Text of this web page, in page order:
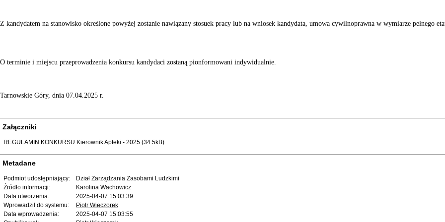
Z kandydatem na stanowisko określone powyżej zostanie nawiązany stosuek pracy lub na wniosek kandydata, umowa cywilnoprawna w wymiarze pełnego
O terminie i miejscu przeprowadzenia konkursu kandydaci zostaną pionformowani indywidualnie.
Tarnowskie Góry, dnia 07.04.2025 r.
Załączniki
REGULAMIN KONKURSU Kierownik Apteki - 2025 (34.5kB)
Metadane
Podmiot udostępniający:
Dział Zarządzania Zasobami Ludzkimi
Źródło informacji:
Karolina Wachowicz
Data utworzenia:
2025-04-07 15:03:39
Wprowadził do systemu:
Piotr Wieczorek
Data wprowadzenia:
2025-04-07 15:03:55